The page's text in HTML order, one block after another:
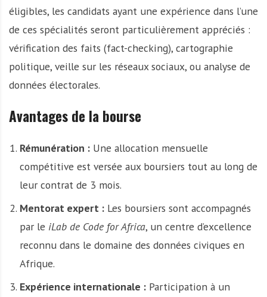
éligibles, les candidats ayant une expérience dans l’une
de ces spécialités seront particulièrement appréciés :
vérification des faits (fact-checking), cartographie
politique, veille sur les réseaux sociaux, ou analyse de
données électorales.
Avantages de la bourse
Rémunération :Une allocation mensuelle
compétitive est versée aux boursiers tout au long de
leur contrat de 3 mois.
Mentorat expert :Les boursiers sont accompagnés
par le iLab de Code for Africa, un centre d’excellence
reconnu dans le domaine des données civiques en
Afrique.
Expérience internationale :Participation à un